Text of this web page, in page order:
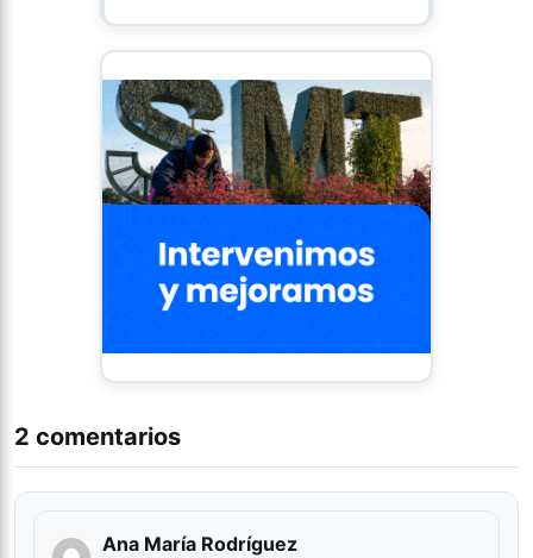
2 comentarios
Ana María Rodríguez